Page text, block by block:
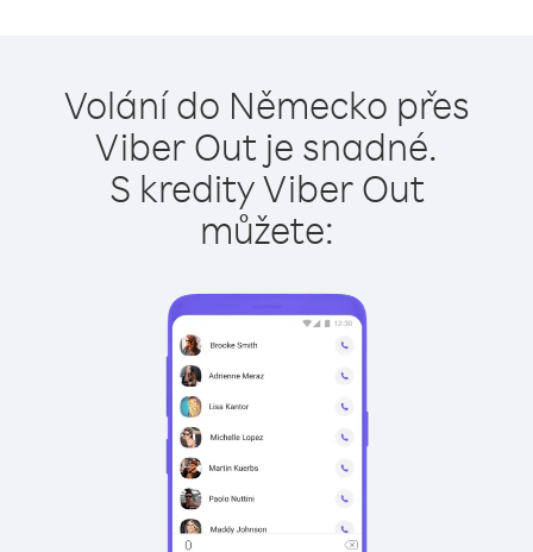
Volání do Německo přes
Viber Out je snadné.
S kredity Viber Out
můžete: